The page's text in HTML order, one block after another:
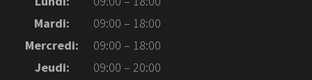
Mardi:
09:00 – 18:00
Mercredi:
09:00 – 18:00
Jeudi:
09:00 – 20:00